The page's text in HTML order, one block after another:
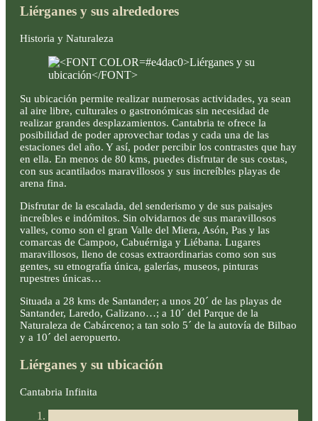
Liérganes y sus alrededores
Historia y Naturaleza
Su ubicación permite realizar numerosas actividades, ya sean
al aire libre, culturales o gastronómicas sin necesidad de
realizar grandes desplazamientos. Cantabria te ofrece la
posibilidad de poder aprovechar todas y cada una de las
estaciones del año. Y así, poder percibir los contrastes que hay
en ella. En menos de 80 kms, puedes disfrutar de sus costas,
con sus acantilados maravillosos y sus increíbles playas de
arena fina.
Disfrutar de la escalada, del senderismo y de sus paisajes
increíbles e indómitos. Sin olvidarnos de sus maravillosos
valles, como son el gran Valle del Miera, Asón, Pas y las
comarcas de Campoo, Cabuérniga y Liébana. Lugares
maravillosos, lleno de cosas extraordinarias como son sus
gentes, su etnografía única, galerías, museos, pinturas
rupestres únicas…
Situada a 28 kms de Santander; a unos 20´ de las playas de
Santander, Laredo, Galizano…; a 10´ del Parque de la
Naturaleza de Cabárceno; a tan solo 5´ de la autovía de Bilbao
y a 10´ del aeropuerto.
Liérganes y su ubicación
Cantabria Infinita